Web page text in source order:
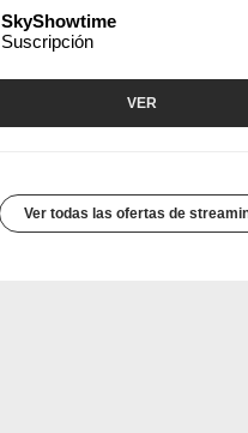
SkyShowtime
Suscripción
VER
Ver todas las ofertas de